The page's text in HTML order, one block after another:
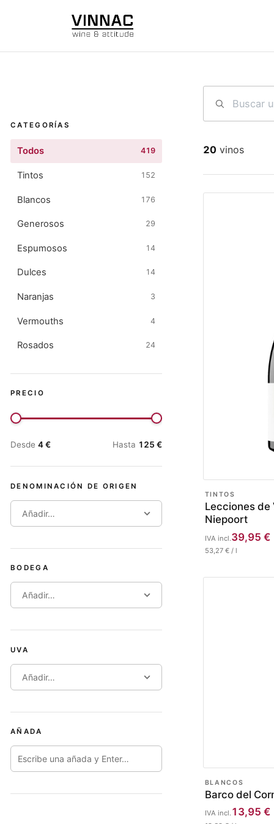
CATEGORÍAS
Todos 419
Tintos 152
Blancos 176
Generosos 29
Espumosos 14
Dulces 14
Naranjas 3
Vermouths 4
Rosados 24
PRECIO
Desde 4€ Hasta 125 €
DENOMINACIÓN DE ORIGEN
Añadir…
BODEGA
Añadir…
UVA
Añadir…
AÑADA
20 vinos
TINTOS
Lecciones de
Niepoort
39,95 €
IVA incl.
53,27€/ l
BLANCOS
Barco del
13,95 €
IVA incl.